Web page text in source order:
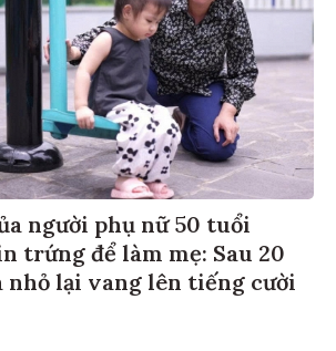
người phụ nữ 50 tuổi
trứng để làm mẹ: Sau 20
nhỏ lại vang lên tiếng cười